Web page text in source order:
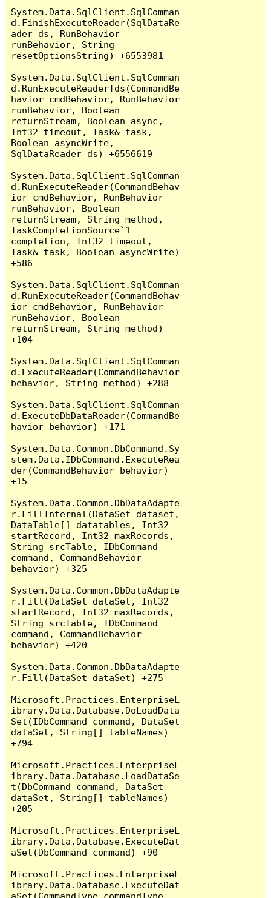
System.Data.SqlClient.SqlComman
d.FinishExecuteReader(SqlDataRe
ader ds, RunBehavior
runBehavior, String
resetOptionsString) +6553981
System.Data.SqlClient.SqlComman
d.RunExecuteReaderTds(CommandBe
havior cmdBehavior, RunBehavior
runBehavior, Boolean
returnStream, Boolean async,
Int32 timeout, Task& task,
Boolean asyncWrite,
SqlDataReader ds) +6556619
System.Data.SqlClient.SqlComman
d.RunExecuteReader(CommandBehav
ior cmdBehavior, RunBehavior
runBehavior, Boolean
returnStream, String method,
TaskCompletionSource`1
completion, Int32 timeout,
Task& task, Boolean asyncWrite)
+586
System.Data.SqlClient.SqlComman
d.RunExecuteReader(CommandBehav
ior cmdBehavior, RunBehavior
runBehavior, Boolean
returnStream, String method)
+104
System.Data.SqlClient.SqlComman
d.ExecuteReader(CommandBehavior
behavior, String method) +288
System.Data.SqlClient.SqlComman
d.ExecuteDbDataReader(CommandBe
havior behavior) +171
System.Data.Common.DbCommand.Sy
stem.Data.IDbCommand.ExecuteRea
der(CommandBehavior behavior)
+15
System.Data.Common.DbDataAdapte
r.FillInternal(DataSet dataset,
DataTable[] datatables, Int32
startRecord, Int32 maxRecords,
String srcTable, IDbCommand
command, CommandBehavior
behavior) +325
System.Data.Common.DbDataAdapte
r.Fill(DataSet dataSet, Int32
startRecord, Int32 maxRecords,
String srcTable, IDbCommand
command, CommandBehavior
behavior) +420
System.Data.Common.DbDataAdapte
r.Fill(DataSet dataSet) +275
Microsoft.Practices.EnterpriseL
ibrary.Data.Database.DoLoadData
Set(IDbCommand command, DataSet
dataSet, String[] tableNames)
+794
Microsoft.Practices.EnterpriseL
ibrary.Data.Database.LoadDataSe
t(DbCommand command, DataSet
dataSet, String[] tableNames)
+205
Microsoft.Practices.EnterpriseL
ibrary.Data.Database.ExecuteDat
aSet(DbCommand command) +90
Microsoft.Practices.EnterpriseL
ibrary.Data.Database.ExecuteDat
aSet(CommandType commandType,